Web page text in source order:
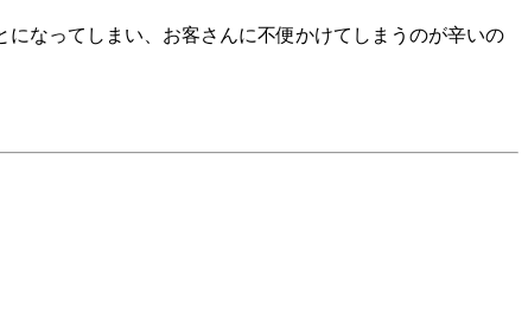
なってしまい、お客さんに不便かけてしまうのが辛いの